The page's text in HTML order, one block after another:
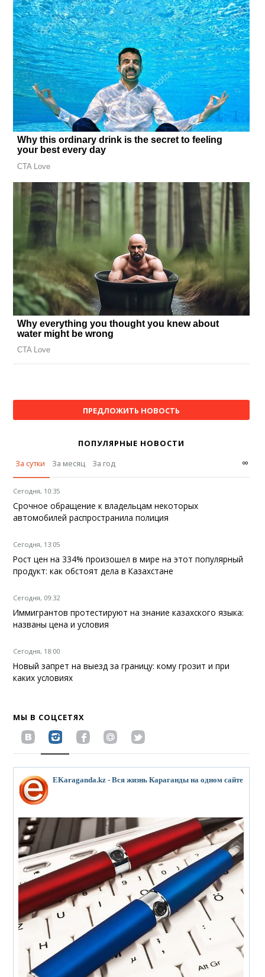
ПРЕДЛОЖИТЬ НОВОСТЬ
ПОПУЛЯРНЫЕ НОВОСТИ
За сутки
За месяц За год ∞
Сегодня, 10:35
Срочное обращение к владельцам некоторых
автомобилей распространила полиция
Сегодня, 13:05
Рост цен на 334% произошел в мире на этот популярный
продукт: как обстоят дела в Казахстане
Сегодня, 09:32
Иммигрантов протестируют на знание казахского языка:
названы цена и условия
Сегодня, 18:00
Новый запрет на выезд за границу: кому грозит и при
каких условиях
МЫ В СОЦСЕТЯХ
EKaraganda.kz - Вся жизнь Караганды на одном сайте